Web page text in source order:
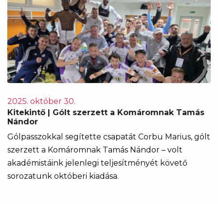
2025. október 30.
Kitekintő | Gólt szerzett a Komáromnak Tamás
Nándor
Gólpasszokkal segítette csapatát Corbu Marius, gólt
szerzett a Komáromnak Tamás Nándor – volt
akadémistáink jelenlegi teljesítményét követő
sorozatunk októberi kiadása.